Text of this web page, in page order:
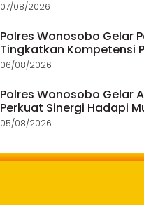
07/08/2026
Polres Wonosobo Gelar
Tingkatkan Kompetensi
06/08/2026
Polres Wonosobo Gelar
Perkuat Sinergi Hadapi
05/08/2026